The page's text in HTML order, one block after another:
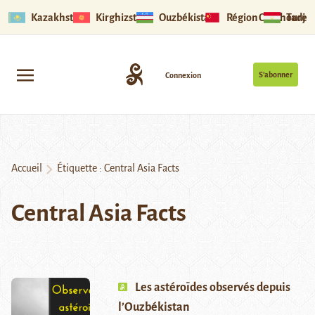
Kazakhstan Kirghizstan Ouzbékistan Région Ouïghoure
S’abonner
Connexion
Accueil Étiquette : Central Asia Facts
Central Asia Facts
Les astéroïdes observés depuis
l’Ouzbékistan